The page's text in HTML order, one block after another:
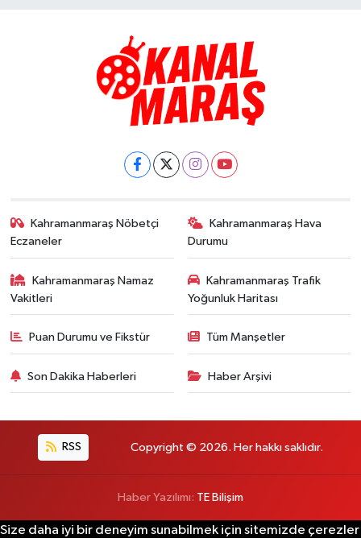
Kahramanmaraş Nöbetçi
Eczaneler
Kahramanmaraş Hava
Durumu
Kahramanmaraş Namaz
Vakitleri
Kahramanmaraş Trafik
Yoğunluk Haritası
Puan Durumu ve Fikstür Tüm Manşetler
Son Dakika Haberleri Haber Arşivi
RSS Copyright © 2026. Her hakkı saklıdır.
Haber Yazılımı: TE Bilişim
Size daha iyi bir deneyim sunabilmek için sitemizde çerezler